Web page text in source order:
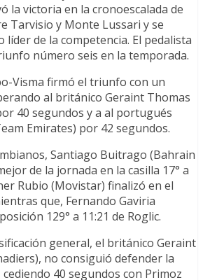
la victoria en la cronoescalada de
Tarvisio y Monte Lussari y se
de la competencia. El pedalista
número seis en la temporada.
Visma firmó el triunfo con un
al británico Geraint Thomas
40 segundos y a al portugués
Emirates) por 42 segundos.
Santiago Buitrago (Bahrain
de la jornada en la casilla 17° a
Rubio (Movistar) finalizó en el
que, Fernando Gaviria
129° a 11:21 de Roglic.
general, el británico Geraint
no consiguió defender la
40 segundos con Primoz